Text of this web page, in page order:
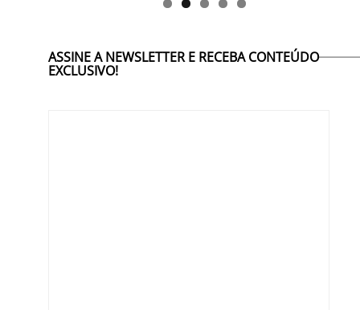
ASSINE A NEWSLETTER E RECEBA CONTEÚDO
EXCLUSIVO!